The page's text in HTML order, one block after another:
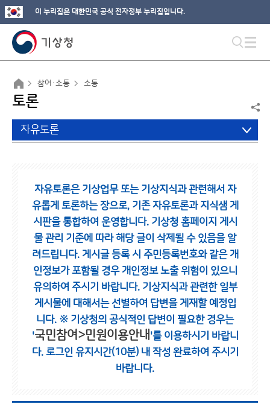
이 누리집은 대한민국 공식 전자정부 누리집입니다.
참여·소통 소통
토론
자유토론
자유토론은 기상업무 또는 기상지식과 관련해서 자
유롭게 토론하는 장으로, 기존 자유토론과 지식샘 게
시판을 통합하여 운영합니다. 기상청 홈페이지 게시
물 관리 기준에 따라 해당 글이 삭제될 수 있음을 알
려드립니다. 게시글 등록 시 주민등록번호와 같은 개
인정보가 포함될 경우 개인정보 노출 위험이 있으니
유의하여 주시기 바랍니다. 기상지식과 관련한 일부
게시물에 대해서는 선별하여 답변을 게재할 예정입
니다. ※ 기상청의 공식적인 답변이 필요한 경우는
'국민참여>민원이용안내 '를 이용하시기 바랍니
다. 로그인 유지시간(10분) 내 작성 완료하여 주시기
바랍니다.